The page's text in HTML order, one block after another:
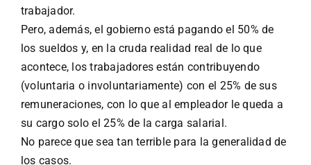
trabajador.
Pero, además, el gobierno está pagando el 50% de
los sueldos y, en la cruda realidad real de lo que
acontece, los trabajadores están contribuyendo
(voluntaria o involuntariamente) con el 25% de sus
remuneraciones, con lo que al empleador le queda a
su cargo solo el 25% de la carga salarial.
No parece que sea tan terrible para la generalidad de
los casos.